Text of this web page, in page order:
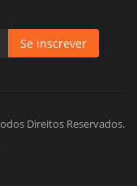
Se inscrever
Direitos Reservados.